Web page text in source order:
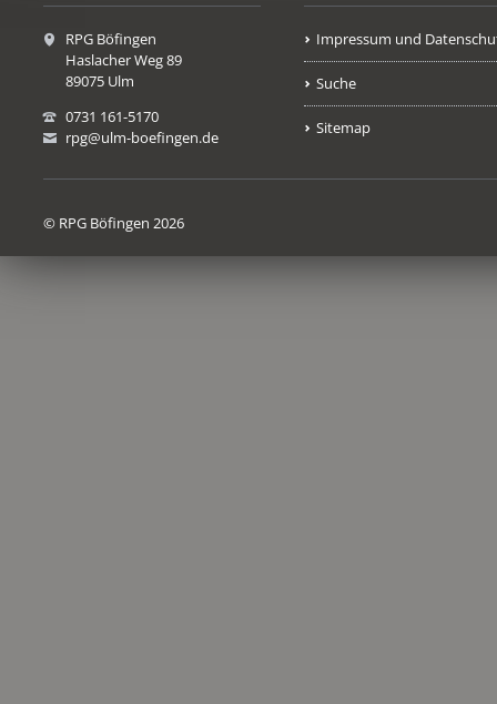
RPG Böfingen
Haslacher Weg 89
89075 Ulm
0731 161-5170
rpg@ulm-boefingen.de
Impressum und
Suche
Sitemap
© RPG Böfingen 2026